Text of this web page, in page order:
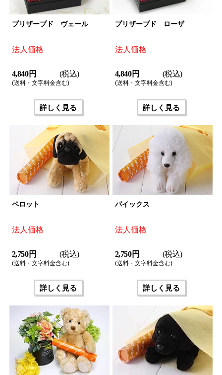
プリザーブド ヴェール
法人価格
4,840 円 (税込)
(送料・文字料金含む)
詳しく見る
プリザーブド ローザ
法人価格
4,840 円 (税込)
(送料・文字料金含む)
詳しく見る
ペロット
法人価格
2,750 円 (税込)
(送料・文字料金含む)
詳しく見る
パイックス
法人価格
2,750 円 (税込)
(送料・文字料金含む)
詳しく見る